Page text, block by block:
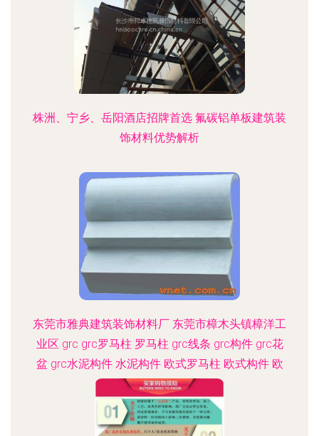
株洲、宁乡、岳阳酒店招牌首选 氟碳铝单板建筑装
饰材料优势解析
东莞市雅典建筑装饰材料厂 东莞市樟木头镇樟洋工
业区 grc grc罗马柱 罗马柱 grc线条 grc构件 grc花
盆 grc水泥构件 水泥构件 欧式罗马柱 欧式构件 欧
式水泥构件